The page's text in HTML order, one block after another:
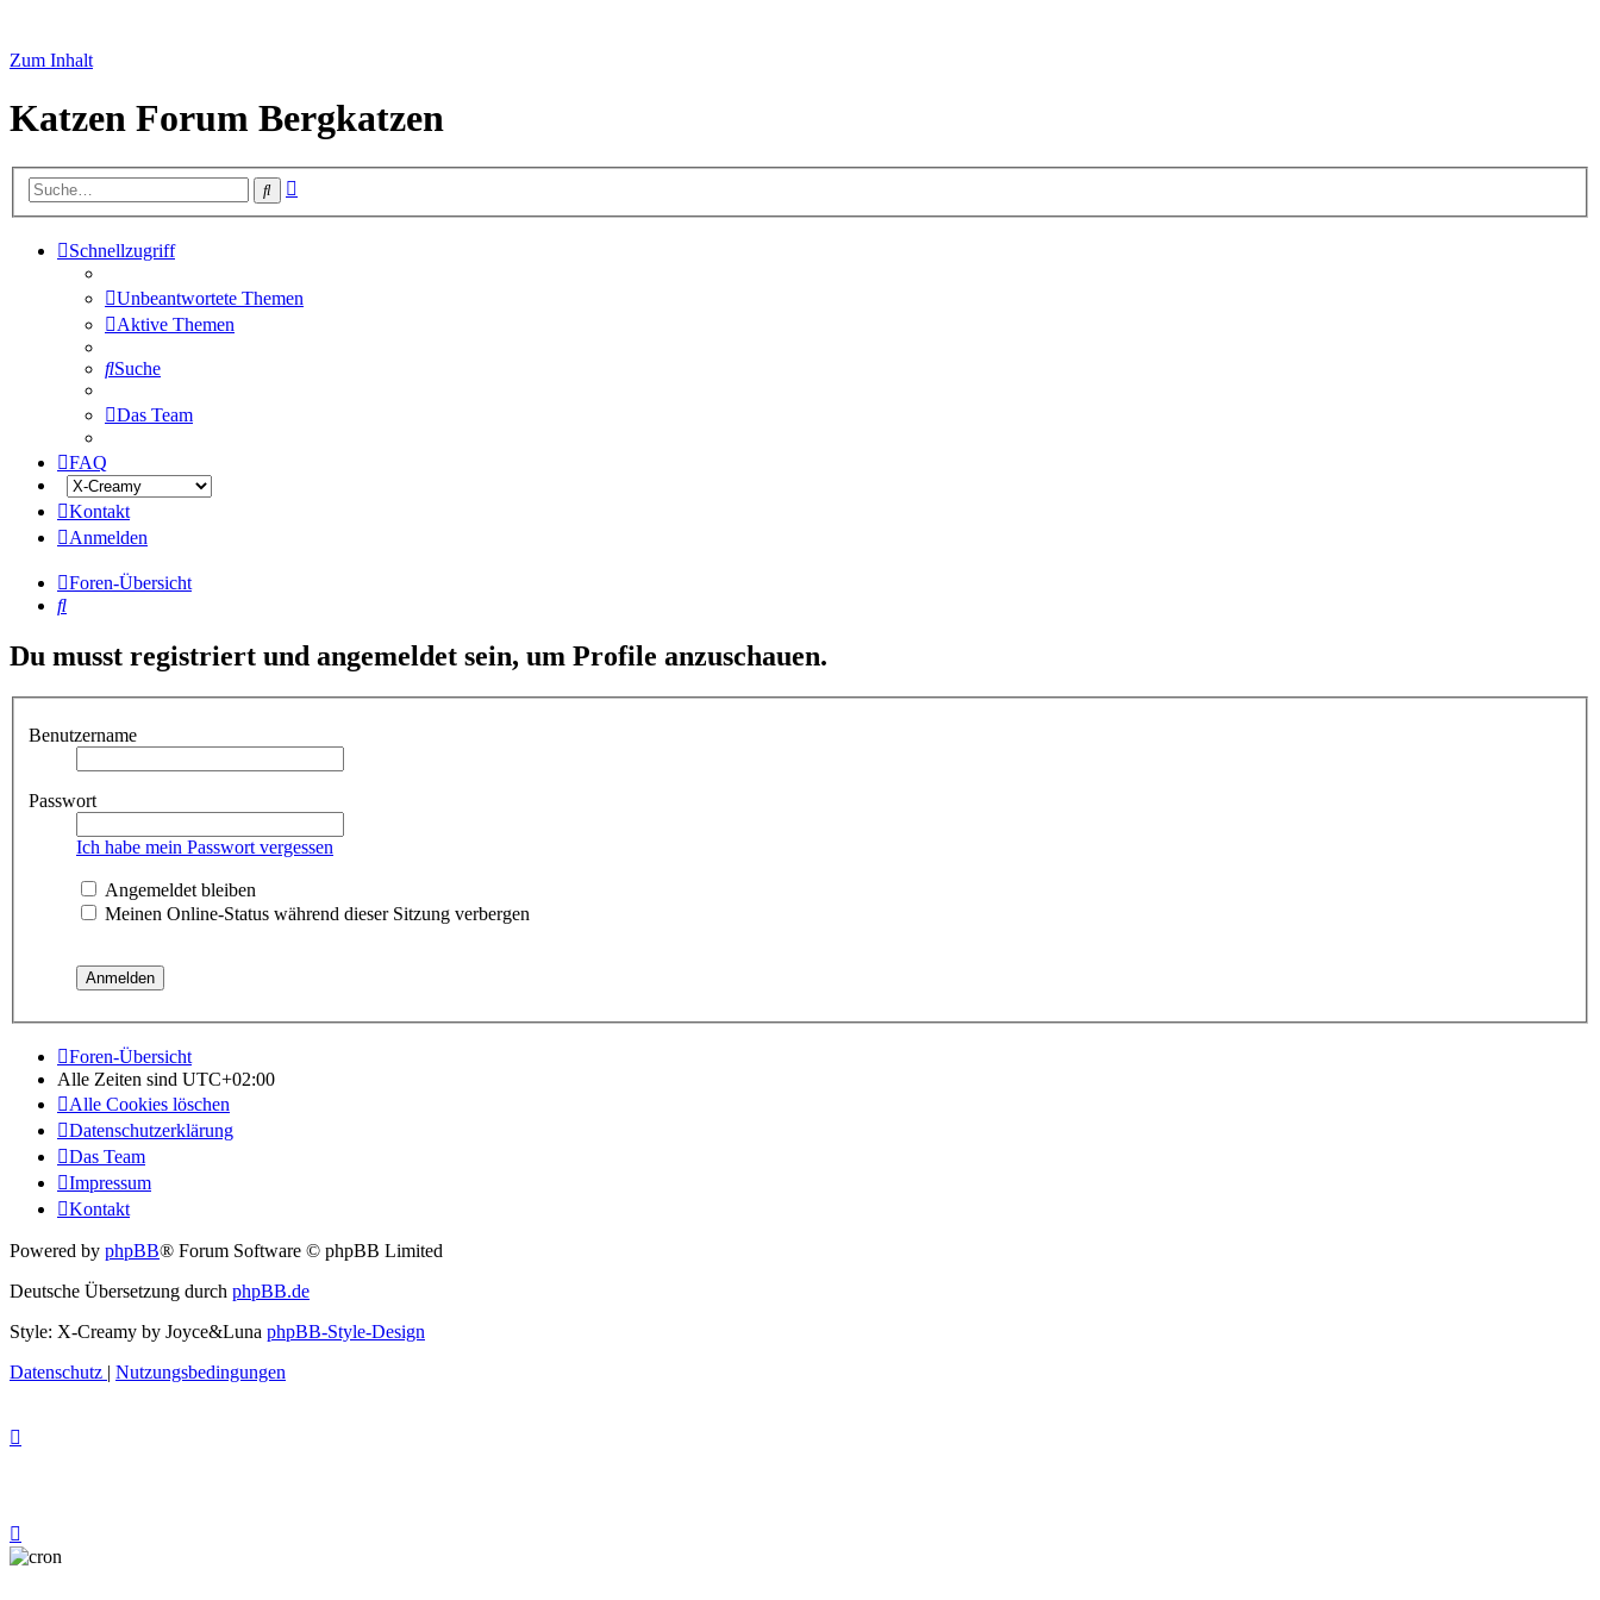
Zum Inhalt
Katzen Forum Bergkatzen
Suche
Schnellzugriff
Unbeantwortete Themen
Aktive Themen
Suche
Das Team
FAQ
Kontakt
Anmelden
Foren-Übersicht
Suche
Du musst registriert und angemeldet sein, um Profile anzuschauen.
Benutzername
Passwort
Ich habe mein Passwort vergessen
Angemeldet bleiben
Meinen Online-Status während dieser Sitzung verbergen
Foren-Übersicht
Alle Zeiten sind UTC+02:00
Alle Cookies löschen
Datenschutzerklärung
Das Team
Impressum
Kontakt
Powered by phpBB® Forum Software © phpBB Limited
Deutsche Übersetzung durch phpBB.de
Style: X-Creamy by Joyce&Luna phpBB-Style-Design
Datenschutz | Nutzungsbedingungen